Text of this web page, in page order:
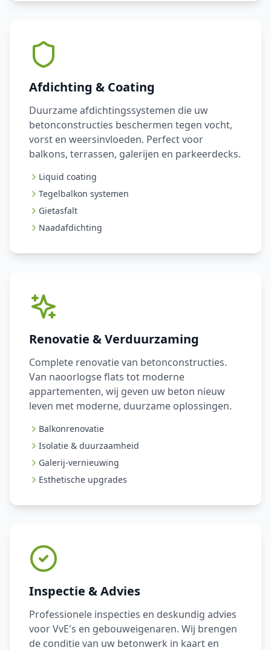
Afdichting & Coating
Duurzame afdichtingssystemen die uw
betonconstructies beschermen tegen vocht,
vorst en weersinvloeden. Perfect voor
balkons, terrassen, galerijen en parkeerdecks.
Liquid coating
Tegelbalkon systemen
Gietasfalt
Naadafdichting
Renovatie & Verduurzaming
Complete renovatie van betonconstructies.
Van naoorlogse flats tot moderne
appartementen, wij geven uw beton nieuw
leven met moderne, duurzame oplossingen.
Balkonrenovatie
Isolatie & duurzaamheid
Galerij-vernieuwing
Esthetische upgrades
Inspectie & Advies
Professionele inspecties en deskundig advies
voor VvE's en gebouweigenaren. Wij brengen
de conditie van uw betonwerk in kaart en